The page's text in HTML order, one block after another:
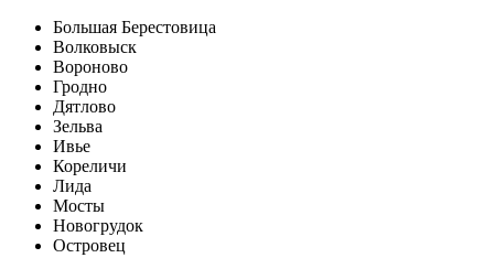
Большая Берестовица
Волковыск
Вороново
Гродно
Дятлово
Зельва
Ивье
Кореличи
Лида
Мосты
Новогрудок
Островец